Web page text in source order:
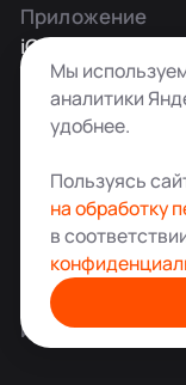
Приложение
iOS
Android
Аренда склада
© ООО
Мы
аналитики
удобнее.
Пользуясь
на обработку
в